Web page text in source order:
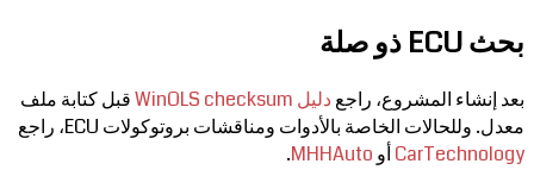
بحث ECU ذو صلة
بعد إنشاء المشروع، راجعدليل WinOLS checksum
قبل كتابة ملف
معدل. وللحالات الخاصة بالأدوات ومناقشات بروتوكولات ECU، راجع
CarTechnologyأو MHHAuto
.